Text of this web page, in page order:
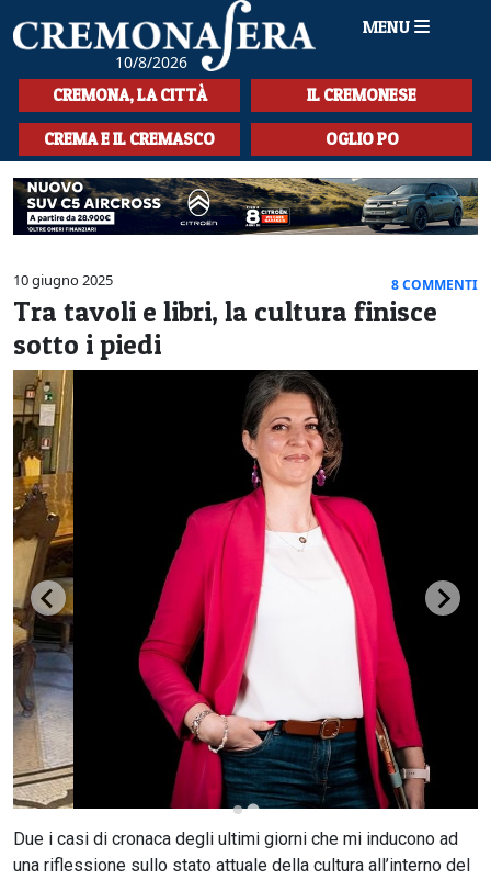
10/8/2026
MENU
HOME
CRONACA
SPORT
LA MUSICA
CULTURA
LA STORIA
SPETTACOLI
L'EDITORIALE
SEZIONI
CERCA
CREMONA, LA CITTÀ IL CREMONESE
CREMA E IL CREMASCO OGLIO PO
10 giugno 2025 8 COMMENTI
Tra tavoli e libri, la cultura finisce
sotto i piedi
Due i casi di cronaca degli ultimi giorni che mi inducono ad
una riflessione sullo stato attuale della cultura all’interno del